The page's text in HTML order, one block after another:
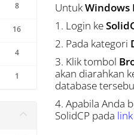
8
16
4
1
UntukWindows
1. Login ke
2. Pada kategori
3. Klik tombol
akan diarahkan
database
4. Apabila Anda
SolidCP pada